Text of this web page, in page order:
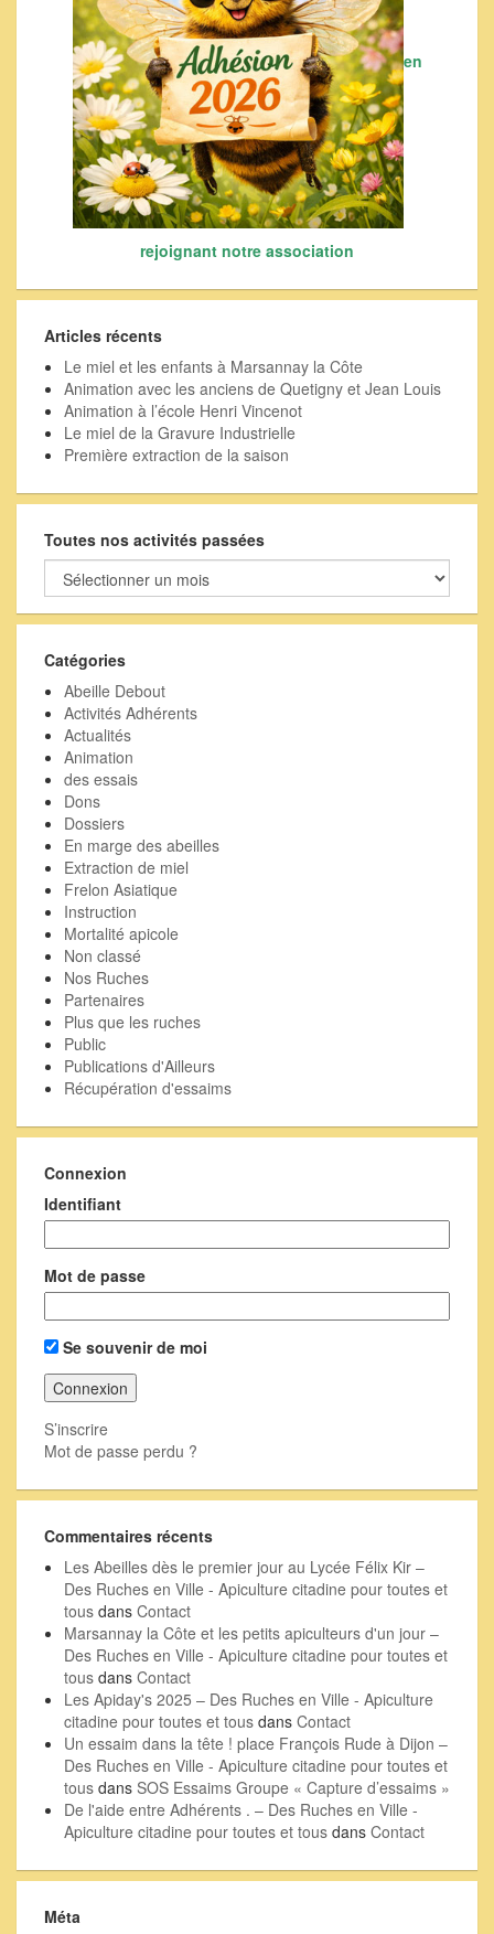
en
rejoignant notre association
Articles récents
Le miel et les enfants à Marsannay la Côte
Animation avec les anciens de Quetigny et Jean Louis
Animation à l’école Henri Vincenot
Le miel de la Gravure Industrielle
Première extraction de la saison
Toutes nos activités passées
Toutes
nos
activités
Catégories
Abeille Debout
Activités Adhérents
Actualités
Animation
des essais
Dons
Dossiers
En marge des abeilles
Extraction de miel
Frelon Asiatique
Instruction
Mortalité apicole
Non classé
Nos Ruches
Partenaires
Plus que les ruches
Public
Publications d'Ailleurs
Récupération d'essaims
Connexion
Identifiant
Mot de passe
Se souvenir de moi
S’inscrire
Mot de passe perdu ?
Commentaires récents
Les Abeilles dès le premier jour au Lycée Félix Kir –
Des Ruches en Ville - Apiculture citadine pour toutes et
tous dans Contact
Marsannay la Côte et les petits apiculteurs d'un jour –
Des Ruches en Ville - Apiculture citadine pour toutes et
tous dans Contact
Les Apiday's 2025 – Des Ruches en Ville - Apiculture
citadine pour toutes et tous dans Contact
Un essaim dans la tête ! place François Rude à Dijon –
Des Ruches en Ville - Apiculture citadine pour toutes et
tous dans SOS Essaims Groupe « Capture d’essaims »
De l'aide entre Adhérents . – Des Ruches en Ville -
Apiculture citadine pour toutes et tous dans Contact
Méta